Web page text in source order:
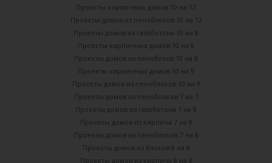
Проекты кирпичных домов 10 на 12
Проекты домов из пеноблоков 10 на 12
Проекты домов из газоботона 10 на 8
Проекты кирпичных домов 10 на 8
Проекты домов из пеноблокв 10 на 8
Проекты кирпичных домов 10 на 9
Проекты домов из пеноблоков 10 на 9
Проекты домов из пеноблоков 7 на 7
Проекты домов из газобетона 7 на 8
Проекты домов из кирпича 7 на 8
Проекты домов из пеноблоков 7 на 8
Проекты домов из блоков 8 на 8
Проекты домов из кирпича 8 на 8